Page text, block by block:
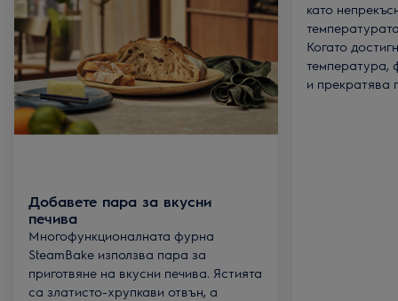
Добавете пара за вкусни
печива
Многофункционалната фурна
SteamBake използва пара за
приготвяне на вкусни печива. Ястията
са златисто-хрупкави отвън, а
като
Когато
температура,
и прекратява